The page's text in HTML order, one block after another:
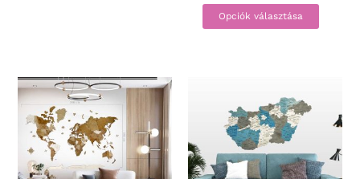
A
változatok
termékoldalon
választhatók
Opciók választása
Ennek
a
van.